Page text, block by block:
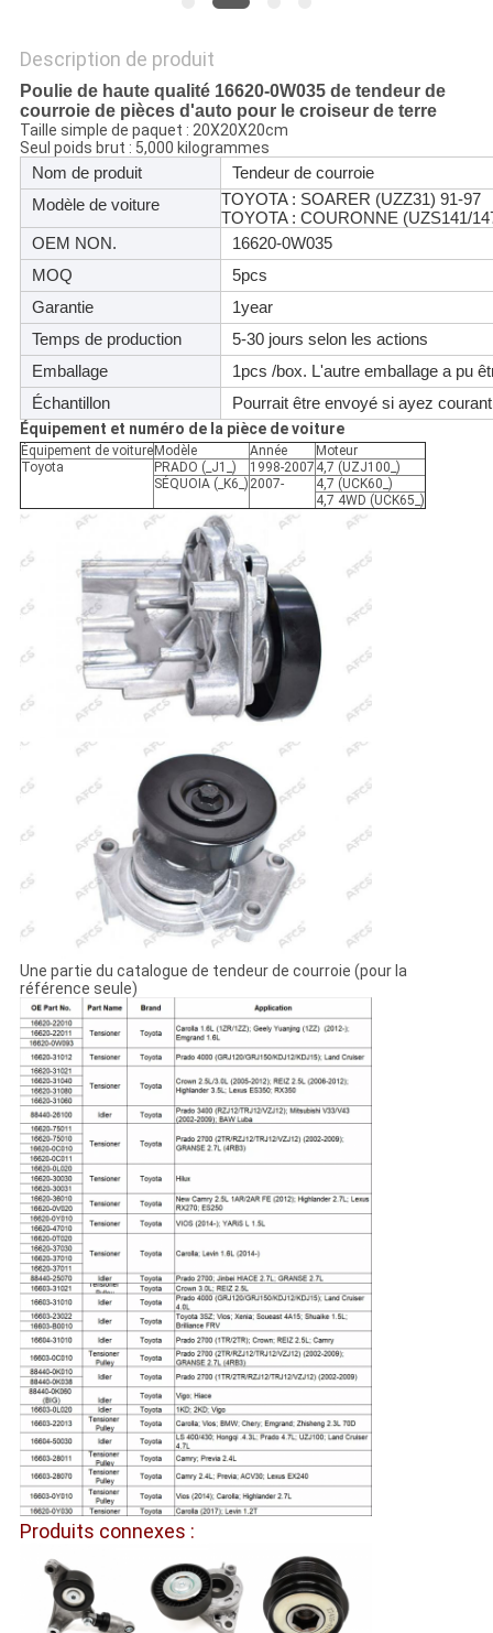
Description de produit
Poulie de haute qualité 16620-0W035 de tendeur de
courroie de pièces d'auto pour le croiseur de terre
Taille simple de paquet : 20X20X20cm
Seul poids brut : 5,000 kilogrammes
Nom de produit
Tendeur de courroie
Modèle de voiture
TOYOTA : SOARER (UZZ31) 91-97
TOYOTA : COURONNE (UZS141/
OEM NON.
16620-0W035
MOQ
5pcs
Garantie
1year
Temps de production
5-30 jours selon les actions
Emballage
1pcs /box. L'autre emballage a pu
Échantillon
Pourrait être envoyé si ayez courant
Équipement et numéro de la pièce de voiture
Équipement de voiture Modèle Année
Moteur
Toyota
PRADO (_J1_) 1998-2007 4,7 (UZJ100_)
SÉQUOIA (_K6_) 2007-
4,7 (UCK60_)
4,7 4WD (UCK65_)
Une partie du catalogue de tendeur de courroie (pour la
référence seule)
Produits connexes :